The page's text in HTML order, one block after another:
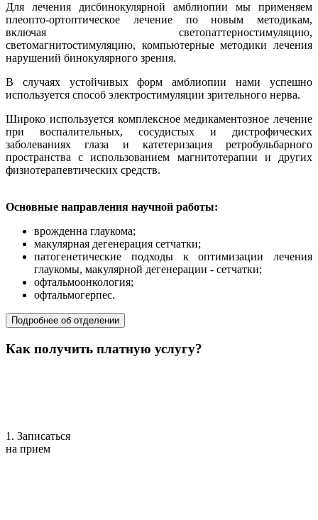
Для лечения дисбинокулярной амблиопии мы применяем
плеопто-ортоптическое лечение по новым методикам,
включая светопаттерностимуляцию,
светомагнитостимуляцию, компьютерные методики лечения
нарушений бинокулярного зрения.
В случаях устойчивых форм амблиопии нами успешно
используется способ электростимуляции зрительного нерва.
Широко используется комплексное медикаментозное лечение
при воспалительных, сосудистых и дистрофических
заболеваниях глаза и катетеризация ретробульбарного
пространства с использованием магнитотерапии и других
физиотерапевтических средств.
Основные направления научной работы:
врожденна глаукома;
макулярная дегенерация сетчатки;
патогенетические подходы к оптимизации лечения
глаукомы, макулярной дегенерации - сетчатки;
офтальмоонкология;
офтальмогерпес.
Подробнее об отделении
Как получить платную услугу?
1. Записаться
на прием